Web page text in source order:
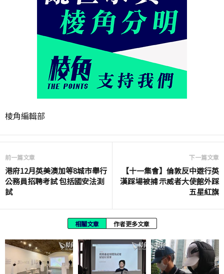
棱角編輯部
前一篇文章
港府12月英美澳加等8城市舉行
公務員招聘考試 包括國安法測
試
下一篇文章
【十一集會】倫敦反中遊行英
漢踩場被捕 示威者大使館外踩
五星紅旗
相關文章 作者更多文章